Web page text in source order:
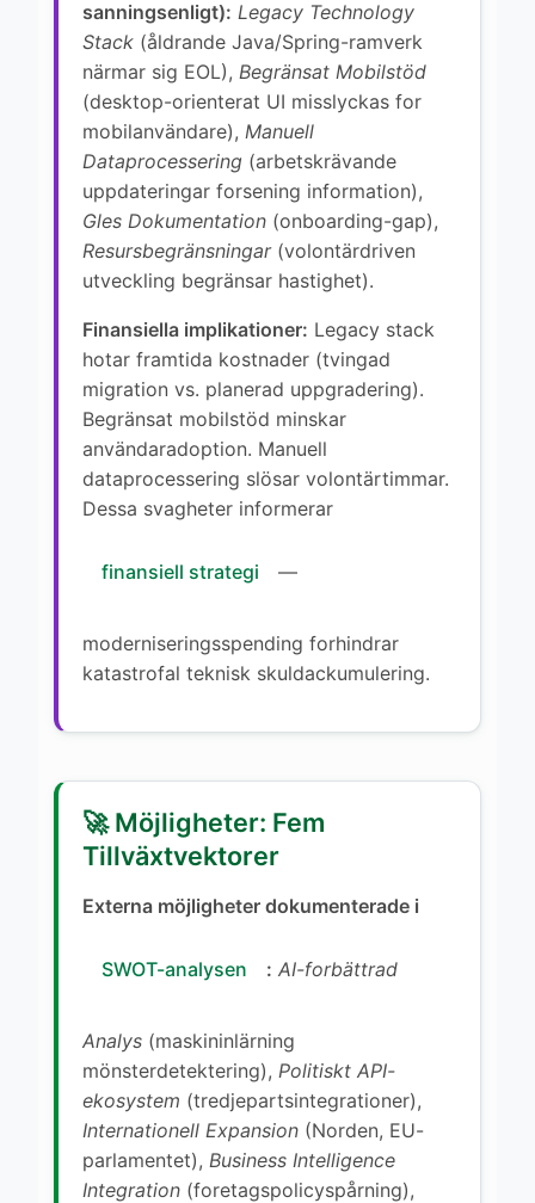
sanningsenligt): Legacy Technology
Stack (åldrande Java/Spring-ramverk
närmar sig EOL), Begränsat Mobilstöd
(desktop-orienterat UI misslyckas for
mobilanvändare), Manuell
Dataprocessering (arbetskrävande
uppdateringar forsening information),
Gles Dokumentation (onboarding-gap),
Resursbegränsningar(volontärdriven
utveckling begränsar hastighet).
Finansiella implikationer: Legacy stack
hotar framtida kostnader (tvingad
migration vs. planerad uppgradering).
Begränsat mobilstöd minskar
användaradoption. Manuell
dataprocessering slösar volontärtimmar.
Dessa svagheter informerar
finansiell strategi —
moderniseringsspending forhindrar
katastrofal teknisk skuldackumulering.
🚀 Möjligheter: Fem
Tillväxtvektorer
Externa möjligheter dokumenterade i
SWOT-analysen : AI-forbättrad
Analys (maskininlärning
mönsterdetektering), Politiskt API-
ekosystem (tredjepartsintegrationer),
Internationell Expansion (Norden, EU-
parlamentet), Business Intelligence
Integration (foretagspolicyspårning),